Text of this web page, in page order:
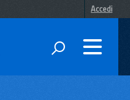
Accedi